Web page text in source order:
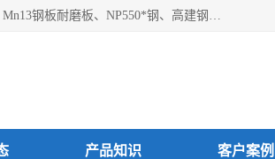
上海焱湘实业有限公司主营产品：09CrCuSb耐候钢、12Cr1MoV合金板、4米宽模台钢板、Mn13钢板耐磨板、NP550*钢、高建钢Q345GJC-Z15等；欢迎前来咨询选购。
产品知识 客户案例